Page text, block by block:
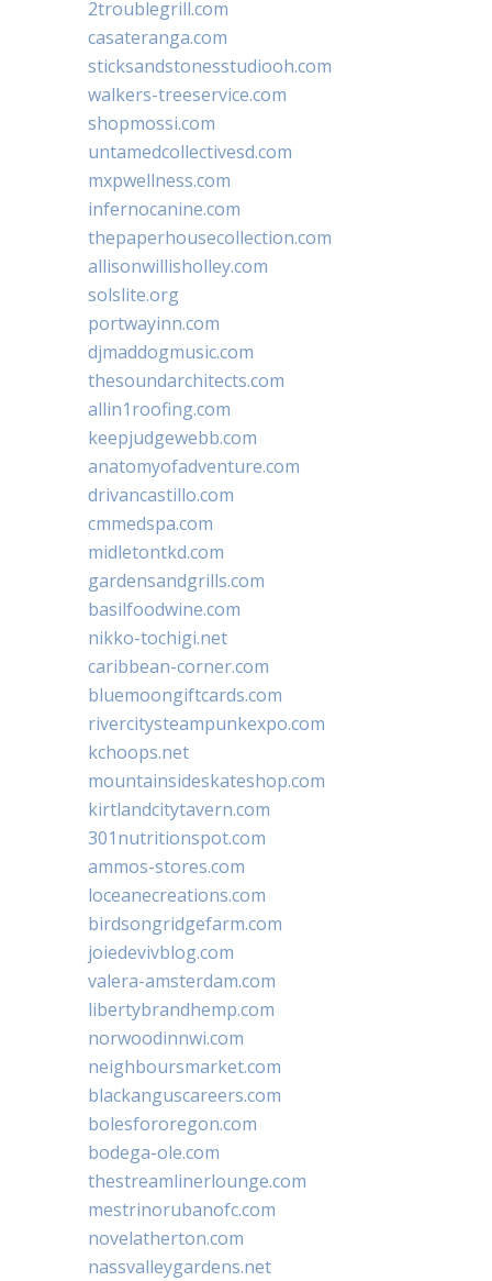
2troublegrill.com
casateranga.com
sticksandstonesstudiooh.com
walkers-treeservice.com
shopmossi.com
untamedcollectivesd.com
mxpwellness.com
infernocanine.com
thepaperhousecollection.com
allisonwillisholley.com
solslite.org
portwayinn.com
djmaddogmusic.com
thesoundarchitects.com
allin1roofing.com
keepjudgewebb.com
anatomyofadventure.com
drivancastillo.com
cmmedspa.com
midletontkd.com
gardensandgrills.com
basilfoodwine.com
nikko-tochigi.net
caribbean-corner.com
bluemoongiftcards.com
rivercitysteampunkexpo.com
kchoops.net
mountainsideskateshop.com
kirtlandcitytavern.com
301nutritionspot.com
ammos-stores.com
loceanecreations.com
birdsongridgefarm.com
joiedevivblog.com
valera-amsterdam.com
libertybrandhemp.com
norwoodinnwi.com
neighboursmarket.com
blackanguscareers.com
bolesfororegon.com
bodega-ole.com
thestreamlinerlounge.com
mestrinorubanofc.com
novelatherton.com
nassvalleygardens.net